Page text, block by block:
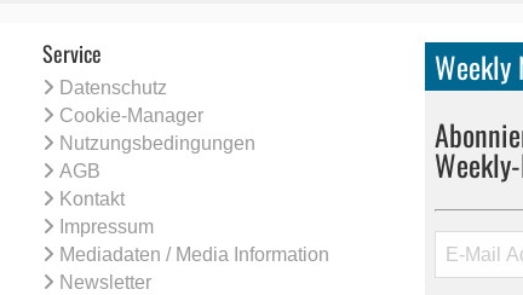
Service
Datenschutz
Cookie-Manager
Nutzungsbedingungen
AGB
Kontakt
Impressum
Mediadaten / Media Information
Newsletter
Weekly